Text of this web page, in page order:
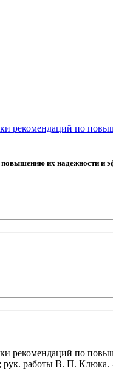
рекомендаций по
их надежности и
рекомендаций по
; рук. работы В. П.